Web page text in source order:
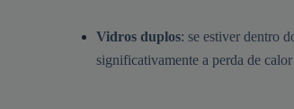
Vidros duplos: se estiver dentro
significativamente a perda de